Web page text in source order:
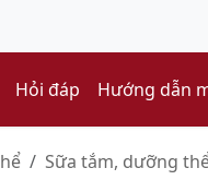
Hỏi đáp Hướng dẫn
Sữa tắm, dưỡng